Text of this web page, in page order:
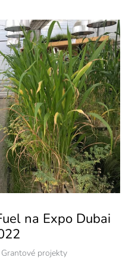
na Expo Dubai
Grantové projekty